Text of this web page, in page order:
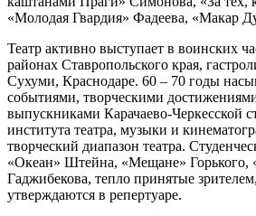
«Молодая Гвардия» Фадеева, «Макар
Театр активно выступает в воинских
районах Ставропольского края,
Сухуми, Краснодаре. 60 – 70 годы
событиями, творческими
выпускниками Карачаево-Черкесской
института театра, музыки и
творческий диапазон театра.
«Океан» Штейна, «Мещане»
Гаджибекова, тепло принятые
утверждаются в репертуаре.